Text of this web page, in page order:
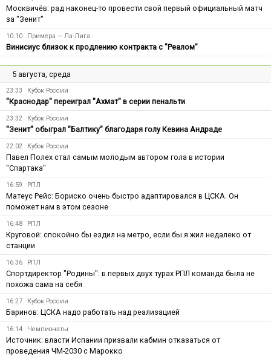
Москвичёв: рад наконец-то провести свой первый официальный матч
за "Зенит"
10:10 Примера — Ла-Лига
Винисиус близок к продлению контракта с "Реалом"
5 августа, среда
23:33 Кубок России
"Краснодар" переиграл "Ахмат" в серии пенальти
23:32 Кубок России
"Зенит" обыграл "Балтику" благодаря голу Кевина Андраде
22:02 Кубок России
Павел Полех стал самым молодым автором гола в истории
"Спартака"
16:59 РПЛ
Матеус Рейс: Бориско очень быстро адаптировался в ЦСКА. Он
поможет нам в этом сезоне
16:48 РПЛ
Круговой: спокойно бы ездил на метро, если бы я жил недалеко от
станции
16:36 РПЛ
Спортдиректор "Родины": в первых двух турах РПЛ команда была не
похожа сама на себя
16:27 Кубок России
Баринов: ЦСКА надо работать над реализацией
16:14 Чемпионаты
Источник: власти Испании призвали кабмин отказаться от
проведения ЧМ-2030 с Марокко